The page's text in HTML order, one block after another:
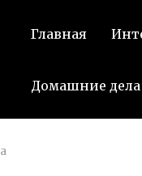
Главная
Домашние дела